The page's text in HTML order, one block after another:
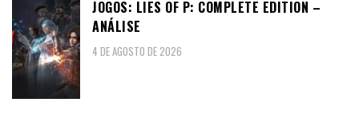
JOGOS: LIES OF P: COMPLETE EDITION –
ANÁLISE
4 DE AGOSTO DE 2026